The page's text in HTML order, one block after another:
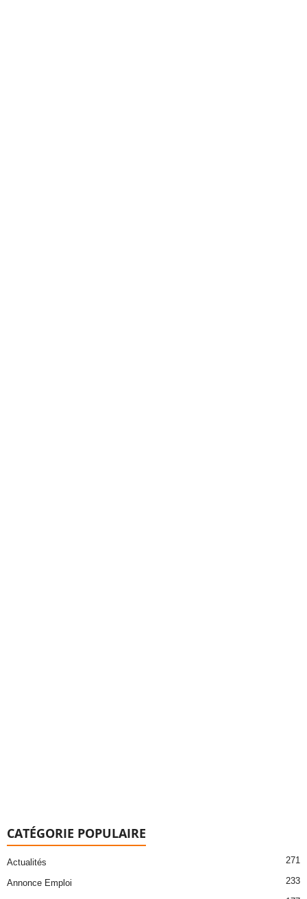
CATÉGORIE POPULAIRE
Actualités 271
Annonce Emploi 233